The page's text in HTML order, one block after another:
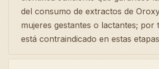
del consumo de extractos de
mujeres gestantes o lactantes; por
está contraindicado en estas